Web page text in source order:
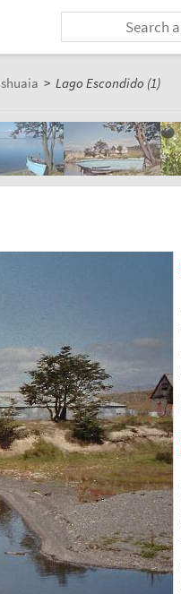
> Lago Escondido (1)